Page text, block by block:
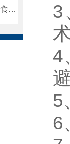
低运行成本+无有害残留，详解电解食盐水处理消毒设备在饮用水消毒中的核心优势
3
4
5
6